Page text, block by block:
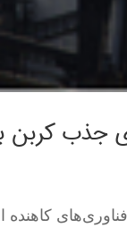
جذب کربن
کاهنده